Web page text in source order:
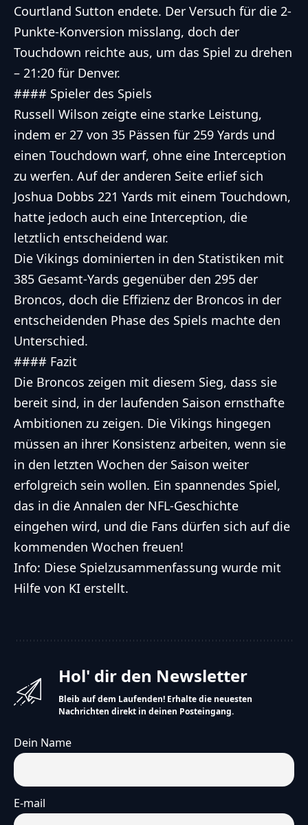
Courtland Sutton endete. Der Versuch für die 2-
Punkte-Konversion misslang, doch der
Touchdown reichte aus, um das Spiel zu drehen
– 21:20 für Denver.
#### Spieler des Spiels
Russell Wilson zeigte eine starke Leistung,
indem er 27 von 35 Pässen für 259 Yards und
einen Touchdown warf, ohne eine Interception
zu werfen. Auf der anderen Seite erlief sich
Joshua Dobbs 221 Yards mit einem Touchdown,
hatte jedoch auch eine Interception, die
letztlich entscheidend war.
Die Vikings dominierten in den Statistiken mit
385 Gesamt-Yards gegenüber den 295 der
Broncos, doch die Effizienz der Broncos in der
entscheidenden Phase des Spiels machte den
Unterschied.
#### Fazit
Die Broncos zeigen mit diesem Sieg, dass sie
bereit sind, in der laufenden Saison ernsthafte
Ambitionen zu zeigen. Die Vikings hingegen
müssen an ihrer Konsistenz arbeiten, wenn sie
in den letzten Wochen der Saison weiter
erfolgreich sein wollen. Ein spannendes Spiel,
das in die Annalen der NFL-Geschichte
eingehen wird, und die Fans dürfen sich auf die
kommenden Wochen freuen!
Info: Diese Spielzusammenfassung wurde mit
Hilfe von KI erstellt.
Hol' dir den Newsletter
Bleib auf dem Laufenden! Erhalte die neuesten
Nachrichten direkt in deinen Posteingang.
Dein Name
E-mail